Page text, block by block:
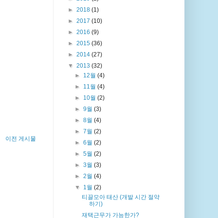
이전 게시물
► 2018 (1)
► 2017 (10)
► 2016 (9)
► 2015 (36)
► 2014 (27)
▼ 2013 (32)
► 12월 (4)
► 11월 (4)
► 10월 (2)
► 9월 (3)
► 8월 (4)
► 7월 (2)
► 6월 (2)
► 5월 (2)
► 3월 (3)
► 2월 (4)
▼ 1월 (2)
티끌모아 태산 (개발 시간 절약
하기)
재택근무가 가능한가?